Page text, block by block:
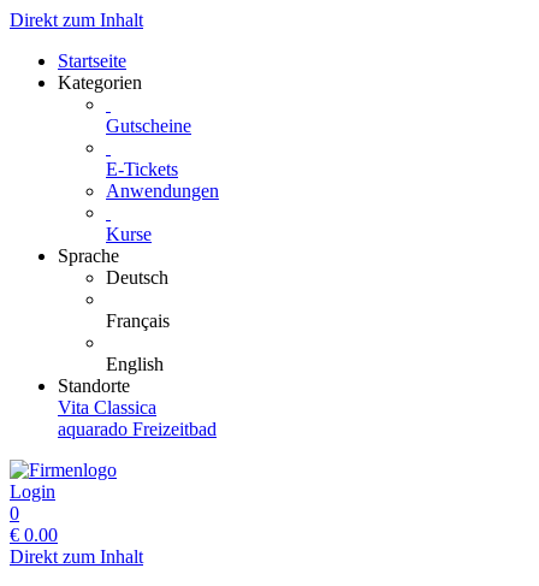
Direkt zum Inhalt
Startseite
Kategorien
Gutscheine
E-Tickets
Anwendungen
Kurse
Sprache
Deutsch
Français
English
Standorte
Vita Classica
aquarado Freizeitbad
Login
0
€ 0.00
Direkt zum Inhalt